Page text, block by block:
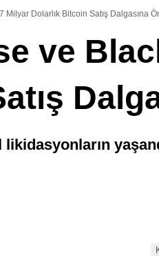
Dolarlık Bitcoin Satış Dalgasına
ve